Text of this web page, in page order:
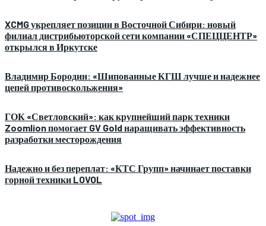
XCMG укрепляет позиции в Восточной Сибири: новый
филиал дистрибьюторской сети компании «СПЕЦЦЕНТР»
открылся в Иркутске
Владимир Бородин: «Шипованные КГШ лучше и надежнее
цепей противоскольжения»
ГОК «Светловский»: как крупнейший парк техники
Zoomlion помогает GV Gold наращивать эффективность
разработки месторождения
Надежно и без переплат: «КТС Групп» начинает поставки
горной техники LOVOL